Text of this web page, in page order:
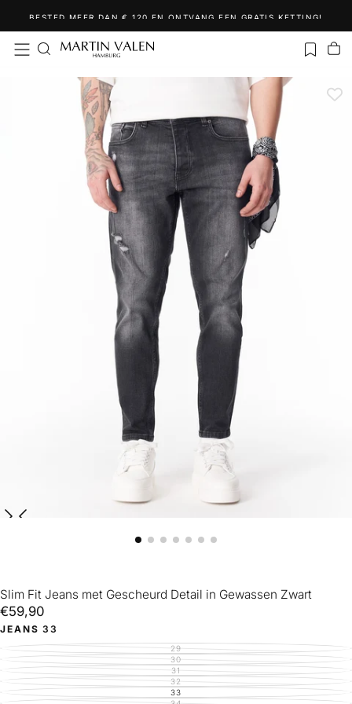
inhoud
BESTED MEER DAN € 120 EN ONTVANG EEN GRATIS KETTING!
Slim Fit Jeans met Gescheurd Detail in Gewassen Zwart
€59,90
Reguliere
prijs
€59,90
JEANS 33
29VARIANT
UITVERKOCHT
OF
NIET
BESCHIKBAAR
30VARIANT
UITVERKOCHT
OF
NIET
BESCHIKBAAR
31VARIANT
UITVERKOCHT
OF
NIET
32VARIANT
UITVERKOCHT
OF
33VARIANT